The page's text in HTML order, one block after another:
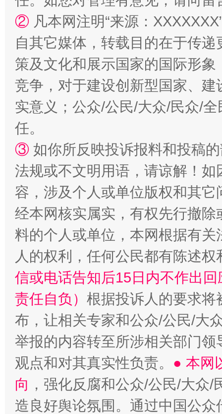
扯下公款旅游的“隐身衣” 如何以
“蜀中异人”王建安的艺术幻境
② 凡本网注明“来源：
自其它媒体，转载目的在于传
策及文化和展示国家的国际形
竞争，对于建设创新型国家、
实意义；公众/公民/大众/民众/
任。
③ 如你所反映投诉报料和投稿
法规或不文明用语，请谅解！
容，涉及个人或单位版权和其它
经本网核实属实，有权先行撤
料的个人或单位，本网根据有
人的权利，任何公民都有陈述
信或电话告知后15日内不作出
责任自负） 根据投诉人的要求将
布，让相关专家和公众/公民/大
举报的内容转至所涉相关部门
观点和对其真实性负责。 ● 本网
向 ，强化反腐和公众/公民/大众
造良好舆论氛围。通过中国公